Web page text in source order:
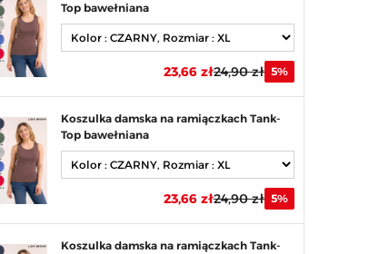
Top bawełniana
23,66 zł24,90 zł 5%
Koszulka damska na ramiączkach Tank-
Top bawełniana
23,66 zł24,90 zł 5%
Koszulka damska na ramiączkach Tank-